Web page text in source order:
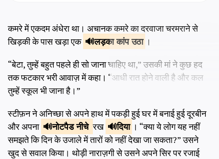
कमरे में एकदम अंधेरा था। अचानक कमरे का दरवाजा चरमराने से
खिड़की के पास खड़ा एक
लड़काकांप उठा ।
“बेटा, तुम्हें बहुत पहले ही सो जाना चाहिए था,” उसकी मां ने कुछ हद
तक फटकार भरी आवाज़ में कहा। “आधी रात होने वाली है और कल
तुम्हें स्कूल भी जाना है।”
स्टीफ़न ने अनिच्छा से अपने हाथ में पकड़ी हुई घर में बनाई हुई दूरबीन
और अपना
नोटपैड नीचे रख दिया । “क्या ये लोग यह नहीं
समझते कि दिन के उजाले में तारों को नहीं देखा जा सकता?” उसने
खुद से सवाल किया। थोड़ी नाराज़गी से उसने अपने सिर पर रजाई